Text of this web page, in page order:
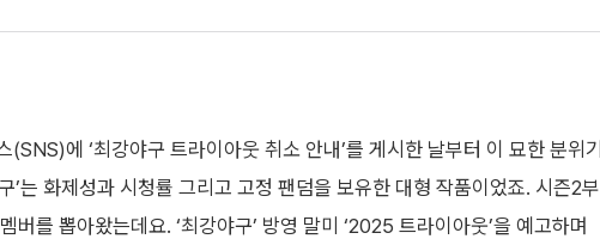
에 ‘최강야구 트라이아웃 취소 안내’를 게시한 날부터 이 묘한 분위기
’는 화제성과 시청률 그리고 고정 팬덤을 보유한 대형 작품이었죠. 시즌2부
를 뽑아왔는데요. ‘최강야구’ 방영 말미 ‘2025 트라이아웃’을 예고하며